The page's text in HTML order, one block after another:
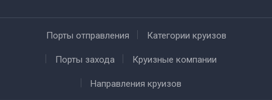
Порты отправления Категории круизов
Порты захода Круизные компании
Направления круизов